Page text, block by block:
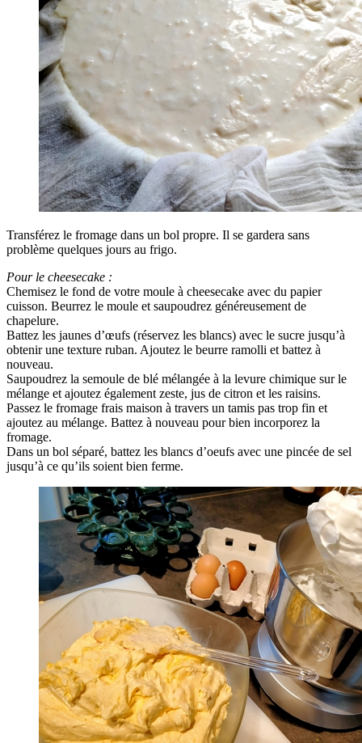
Transférez le fromage dans un bol propre. Il se gardera sans
problème quelques jours au frigo.
Pour le cheesecake :
Chemisez le fond de votre moule à cheesecake avec du papier
cuisson. Beurrez le moule et saupoudrez généreusement de
chapelure.
Battez les jaunes d’œufs (réservez les blancs) avec le sucre jusqu’à
obtenir une texture ruban. Ajoutez le beurre ramolli et battez à
nouveau.
Saupoudrez la semoule de blé mélangée à la levure chimique sur le
mélange et ajoutez également zeste, jus de citron et les raisins.
Passez le fromage frais maison à travers un tamis pas trop fin et
ajoutez au mélange. Battez à nouveau pour bien incorporez la
fromage.
Dans un bol séparé, battez les blancs d’oeufs avec une pincée de sel
jusqu’à ce qu’ils soient bien ferme.